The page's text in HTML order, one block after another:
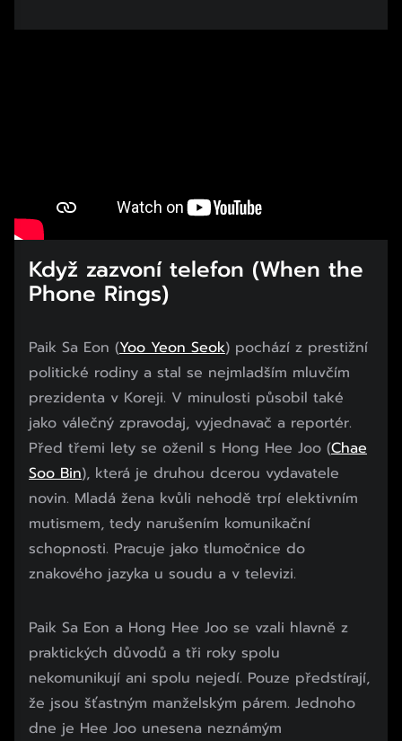
Když zazvoní telefon (When the
Phone Rings)
Paik Sa Eon (Yoo Yeon Seok) pochází z prestižní
politické rodiny a stal se nejmladším mluvčím
prezidenta v Koreji. V minulosti působil také
jako válečný zpravodaj, vyjednavač a reportér.
Před třemi lety se oženil s Hong Hee Joo (Chae
Soo Bin), která je druhou dcerou vydavatele
novin. Mladá žena kvůli nehodě trpí elektivním
mutismem, tedy narušením komunikační
schopnosti. Pracuje jako tlumočnice do
znakového jazyka u soudu a v televizi.
Paik Sa Eon a Hong Hee Joo se vzali hlavně z
praktických důvodů a tři roky spolu
nekomunikují ani spolu nejedí. Pouze předstírají,
že jsou šťastným manželským párem. Jednoho
dne je Hee Joo unesena neznámým